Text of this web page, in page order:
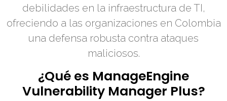
debilidades en la infraestructura de TI,
ofreciendo a las organizaciones en Colombia
una defensa robusta contra ataques
maliciosos.
¿Qué es ManageEngine
Vulnerability Manager Plus?